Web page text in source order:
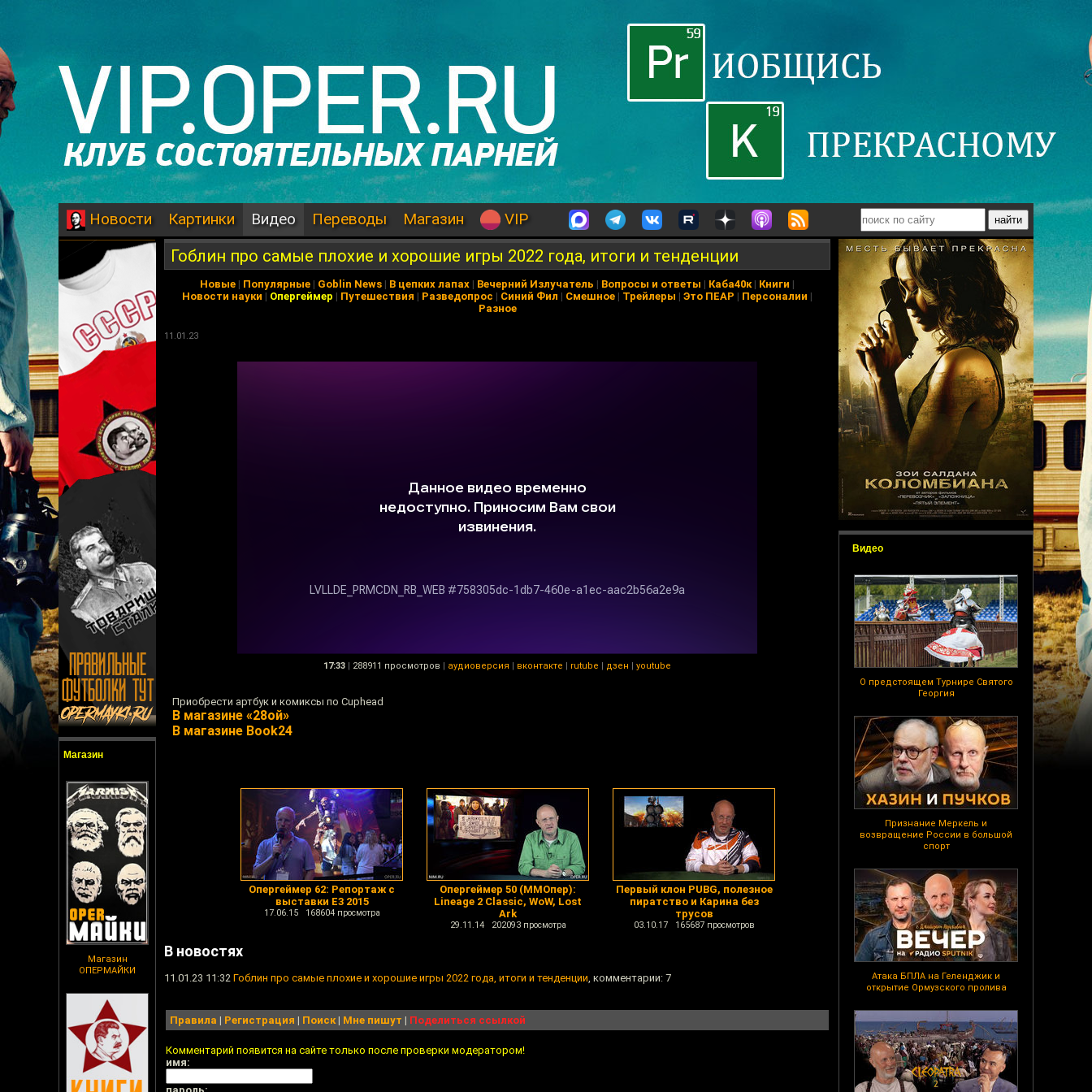
Новости Картинки Видео Переводы Магазин VIP
Магазин
Магазин
ОПЕРМАЙКИ
Видео
О предстоящем Турнире Святого
Георгия
Признание Меркель и
возвращение России в большой
спорт
Атака БПЛА на Геленджик и
открытие Ормузского пролива
Гоблин про самые плохие и хорошие игры 2022 года, итоги и тенденции
Новые | Популярные | Goblin News | В цепких лапах | Вечерний Излучатель | Вопросы и ответы | Каба40к| Книги |
Новости науки | Опергеймер | Путешествия | Разведопрос | Синий Фил | Смешное | Трейлеры | Это ПЕАР | Персоналии |
Разное
11.01.23
17:33 | 288911 просмотров | аудиоверсия | вконтакте | rutube | дзен | youtube
Приобрести артбук и комиксы по Cuphead
В магазине «28ой»
В магазине Book24
Опергеймер 62: Репортаж с
выставки E3 2015
17.06.15 168604 просмотра
Опергеймер 50 (ММОпер):
Lineage 2 Classic, WoW, Lost
Ark
29.11.14 202093 просмотра
Первый клон PUBG, полезное
пиратство и Карина без
трусов
03.10.17 165687 просмотров
В новостях
11.01.23 11:32 Гоблин про самые плохие и хорошие игры 2022 года, итоги и тенденции, комментарии: 7
Правила | Регистрация | Поиск| Мне пишут | Поделиться ссылкой
Комментарий появится на сайте только после проверки модератором!
имя: